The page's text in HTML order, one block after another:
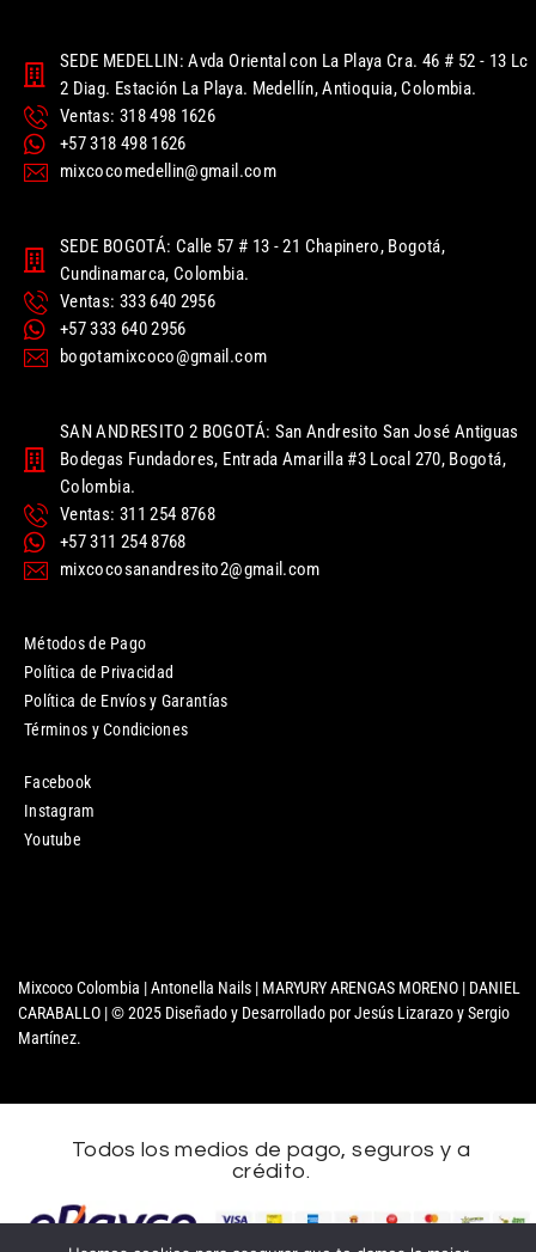
SEDE MEDELLIN: Avda Oriental con La Playa Cra. 46 # 52 - 13 Lc
2 Diag. Estación La Playa. Medellín, Antioquia, Colombia.
Ventas: 318 498 1626
+57 318 498 1626
mixcocomedellin@gmail.com
SEDE BOGOTÁ: Calle 57 # 13 - 21 Chapinero, Bogotá,
Cundinamarca, Colombia.
Ventas: 333 640 2956
+57 333 640 2956
bogotamixcoco@gmail.com
SAN ANDRESITO 2 BOGOTÁ: San Andresito San José Antiguas
Bodegas Fundadores, Entrada Amarilla #3 Local 270, Bogotá,
Colombia.
Ventas: 311 254 8768
+57 311 254 8768
mixcocosanandresito2@gmail.com
Métodos de Pago
Política de Privacidad
Política de Envíos y Garantías
Términos y Condiciones
Facebook
Instagram
Youtube
Mixcoco Colombia | Antonella Nails | MARYURY ARENGAS MORENO | DANIEL
CARABALLO | © 2025 Diseñado y Desarrollado por Jesús Lizarazo y Sergio
Martínez.
Todos los medios de pago, seguros y a
crédito.